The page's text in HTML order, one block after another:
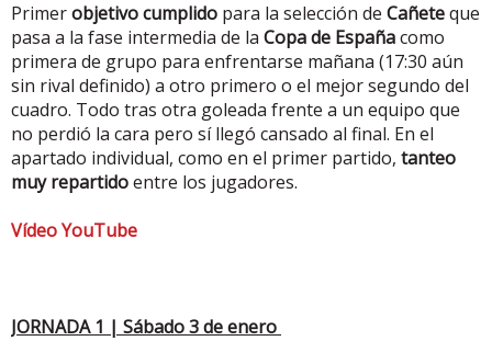
Primerobjetivo cumplido para la selección de Cañeteque
pasa a la fase intermedia de la Copa de Españacomo
primera de grupo para enfrentarse mañana (17:30 aún
sin rival definido) a otro primero o el mejor segundo del
cuadro. Todo tras otra goleada frente a un equipo que
no perdió la cara pero sí llegó cansado al final. En el
apartado individual, como en el primer partido, tanteo
muy repartidoentre los jugadores.
Vídeo YouTube
JORNADA 1 | Sábado 3 de enero